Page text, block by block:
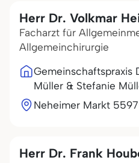
Herr Dr. Volkmar
Facharzt für
Allgemeinchirurgie
Gemeinschaftspraxis
Müller & Stefanie
Neheimer Markt 5
Herr Dr. Frank